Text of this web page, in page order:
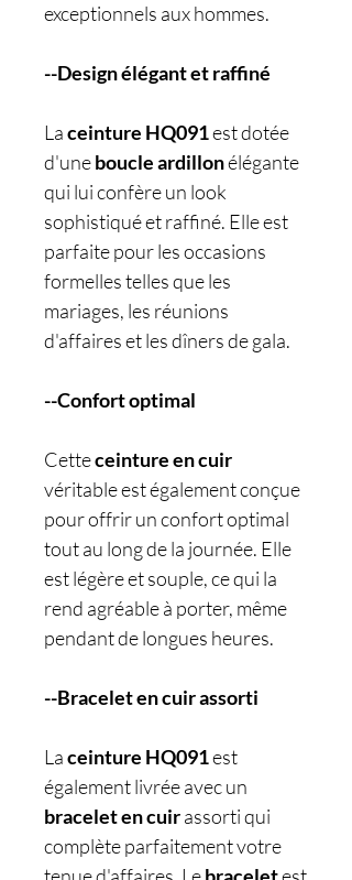
exceptionnels aux hommes.
--Design élégant et raffiné
Laceinture HQ091est dotée
d'uneboucle ardillonélégante
qui lui confère un look
sophistiqué et raffiné. Elle est
parfaite pour les occasions
formelles telles que les
mariages, les réunions
d'affaires et les dîners de gala.
--Confort optimal
Cetteceinture en cuir
véritable est également conçue
pour offrir un confort optimal
tout au long de la journée. Elle
est légère et souple, ce qui la
rend agréable à porter, même
pendant de longues heures.
--Bracelet en cuir assorti
Laceinture HQ091est
également livrée avec un
bracelet en cuirassorti qui
complète parfaitement votre